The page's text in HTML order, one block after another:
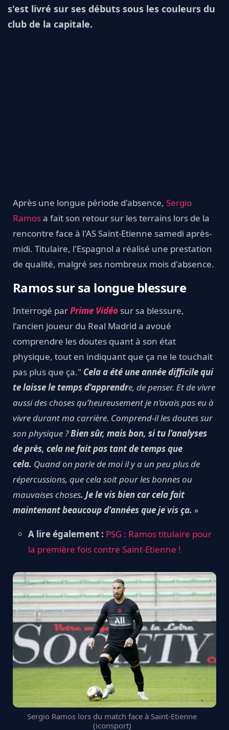
s'est livré sur ses débuts sous les couleurs du
club de la capitale.
Après une longue période d'absence, Sergio
Ramosa fait son retour sur les terrains lors de la
rencontre face à l'AS Saint-Etienne samedi après-
midi. Titulaire, l'Espagnol a réalisé une prestation
de qualité, malgré ses nombreux mois d'absence.
Ramos sur sa longue blessure
Interrogé parPrime Vidéo sur sa blessure,
l'ancien joueur du Real Madrid a avoué
comprendre les doutes quant à son état
physique, tout en indiquant que ça ne le touchait
pas plus que ça." Cela a été une année difficile qui
te laisse le temps d’apprendre, de penser. Et de vivre
aussi des choses qu’heureusement je n’avais pas eu à
vivre durant ma carrière. Comprend-il les doutes sur
son physique ?Bien sûr, mais bon, si tu l’analyses
de près, cela ne fait pas tant de temps que
cela. Quand on parle de moi il y a un peu plus de
répercussions, que cela soit pour les bonnes ou
mauvaises choses. Je le vis bien car cela fait
maintenant beaucoup d’années que je vis ça. »
A lire également : PSG : Ramos titulaire pour
la première fois contre Saint-Etienne !
Sergio Ramos lors du match face à Saint-Etienne
(iconsport)